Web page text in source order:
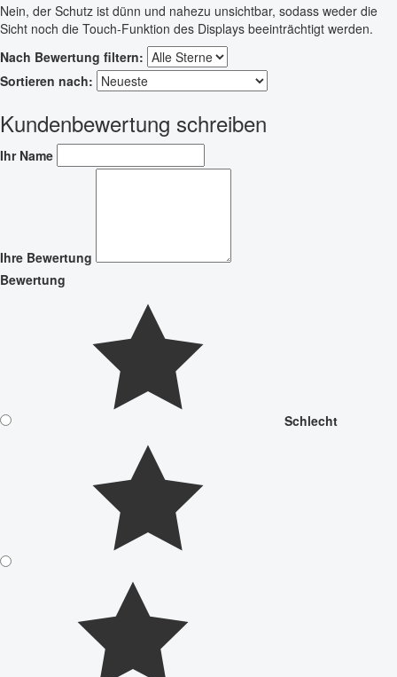
Nein, der Schutz ist dünn und nahezu unsichtbar, sodass weder die
Sicht noch die Touch-Funktion des Displays beeinträchtigt werden.
Nach Bewertung filtern:
Sortieren nach:
Kundenbewertung schreiben
Ihr Name
Ihre Bewertung
Bewertung
Schlecht